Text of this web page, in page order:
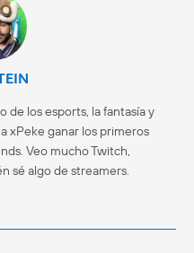
de los esports, la fantasía y
xPeke ganar los primeros
Veo mucho Twitch,
sé algo de streamers.